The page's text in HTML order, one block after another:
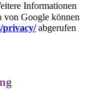
Informationen
von Google können
privacy/ abgerufen